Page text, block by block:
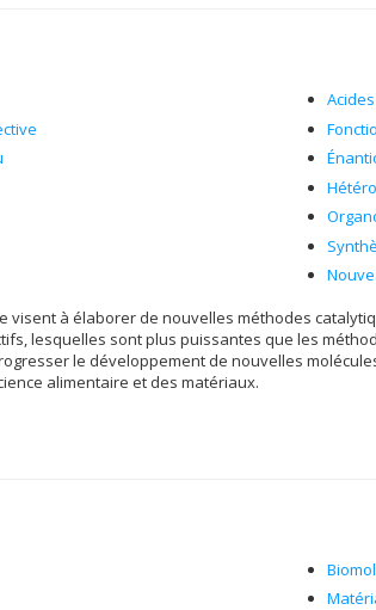
visent à élaborer de nouvelles méthodes
lesquelles sont plus puissantes que les
le développement de nouvelles
alimentaire et des matériaux.